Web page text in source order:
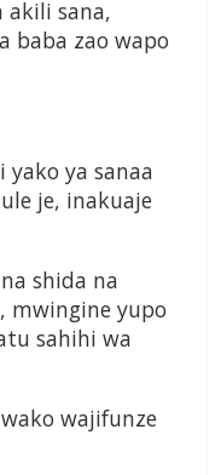
akili sana,
baba zao wapo
yako ya sanaa
je, inakuaje
shida na
mwingine yupo
sahihi wa
wajifunze